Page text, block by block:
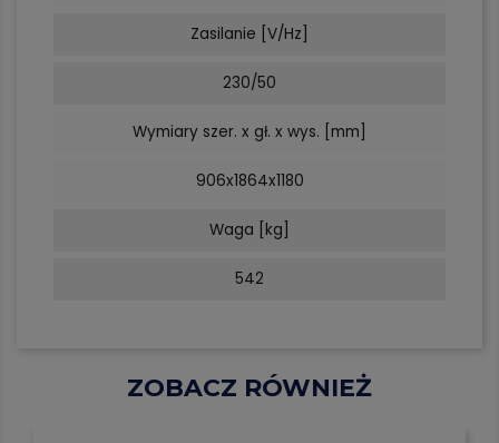
Zasilanie [V/Hz]
230/50
Wymiary szer. x gł. x wys. [mm]
906x1864x1180
Waga [kg]
542
ZOBACZ RÓWNIEŻ